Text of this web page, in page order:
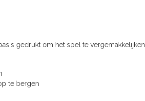
gedrukt om het spel te vergemakkelijken.
te bergen